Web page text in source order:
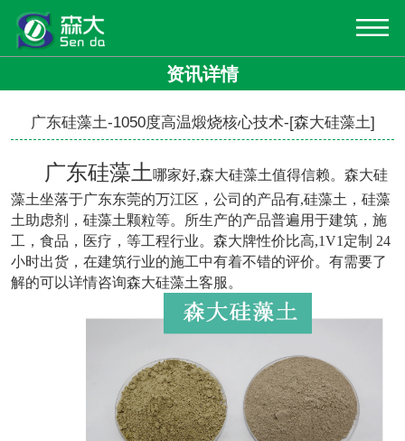
资讯详情
广东硅藻土-1050度高温煅烧核心技术-[森大硅藻土]
广东硅藻土 哪家好,森大硅藻土值得信赖。森大硅
藻土坐落于广东东莞的万江区，公司的产品有,硅藻土，硅藻
土助虑剂，硅藻土颗粒等。所生产的产品普遍用于建筑，施
工，食品，医疗，等工程行业。森大牌性价比高,1V1定制 24
小时出货，在建筑行业的施工中有着不错的评价。有需要了
解的可以详情咨询森大硅藻土客服。